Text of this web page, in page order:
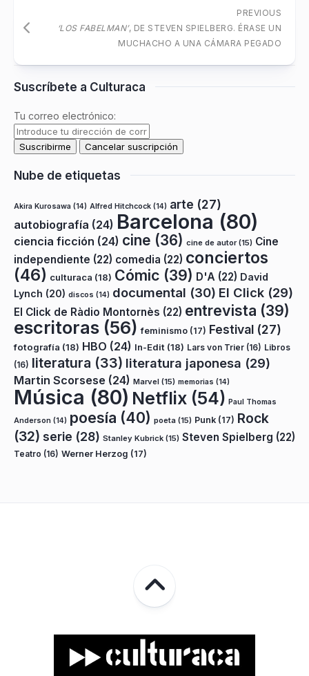
PREVIOUS
‘LOS FABELMAN’, DE STEVEN SPIELBERG. ÉRASE UN
MUCHACHO A UNA CÁMARA PEGADO
Suscríbete a Culturaca
Tu correo electrónico:
Nube de etiquetas
Akira Kurosawa (14) Alfred Hitchcock (14) arte (27)
autobiografía (24) Barcelona (80)
ciencia ficción (24) cine (36) cine de autor(15) Cine
independiente (22) comedia (22) conciertos
(46) culturaca (18) Cómic (39) D'A (22) David
Lynch (20) discos (14) documental (30) El Click (29)
El Click de Ràdio Montornès (22) entrevista (39)
escritoras (56) feminismo (17) Festival (27)
fotografía (18) HBO (24) In-Edit (18) Lars von Trier (16) Libros
(16) literatura (33) literatura japonesa (29)
Martin Scorsese (24) Marvel (15) memorias (14)
Música (80) Netflix (54) Paul Thomas
Anderson (14) poesía (40) poeta (15) Punk (17) Rock
(32) serie (28) Stanley Kubrick (15) Steven Spielberg (22)
Teatro (16) Werner Herzog (17)